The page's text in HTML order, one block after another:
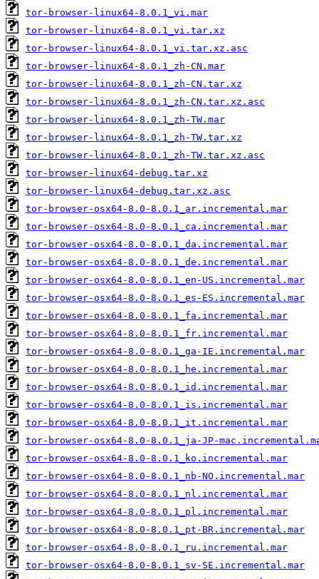
tor-browser-linux64-8.0.1_vi.mar
tor-browser-linux64-8.0.1_vi.tar.xz
tor-browser-linux64-8.0.1_vi.tar.xz.asc
tor-browser-linux64-8.0.1_zh-CN.mar
tor-browser-linux64-8.0.1_zh-CN.tar.xz
tor-browser-linux64-8.0.1_zh-CN.tar.xz.asc
tor-browser-linux64-8.0.1_zh-TW.mar
tor-browser-linux64-8.0.1_zh-TW.tar.xz
tor-browser-linux64-8.0.1_zh-TW.tar.xz.asc
tor-browser-linux64-debug.tar.xz
tor-browser-linux64-debug.tar.xz.asc
tor-browser-osx64-8.0-8.0.1_ar.incremental.mar
tor-browser-osx64-8.0-8.0.1_ca.incremental.mar
tor-browser-osx64-8.0-8.0.1_da.incremental.mar
tor-browser-osx64-8.0-8.0.1_de.incremental.mar
tor-browser-osx64-8.0-8.0.1_en-US.incremental.mar
tor-browser-osx64-8.0-8.0.1_es-ES.incremental.mar
tor-browser-osx64-8.0-8.0.1_fa.incremental.mar
tor-browser-osx64-8.0-8.0.1_fr.incremental.mar
tor-browser-osx64-8.0-8.0.1_ga-IE.incremental.mar
tor-browser-osx64-8.0-8.0.1_he.incremental.mar
tor-browser-osx64-8.0-8.0.1_id.incremental.mar
tor-browser-osx64-8.0-8.0.1_is.incremental.mar
tor-browser-osx64-8.0-8.0.1_it.incremental.mar
tor-browser-osx64-8.0-8.0.1_ja-JP-
tor-browser-osx64-8.0-8.0.1_ko.incremental.mar
tor-browser-osx64-8.0-8.0.1_nb-NO.incremental.mar
tor-browser-osx64-8.0-8.0.1_nl.incremental.mar
tor-browser-osx64-8.0-8.0.1_pl.incremental.mar
tor-browser-osx64-8.0-8.0.1_pt-BR.incremental.mar
tor-browser-osx64-8.0-8.0.1_ru.incremental.mar
tor-browser-osx64-8.0-8.0.1_sv-SE.incremental.mar